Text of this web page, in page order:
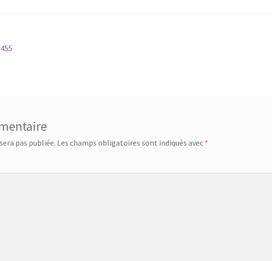
pas publiée. Les champs obligatoires sont indiqués avec *